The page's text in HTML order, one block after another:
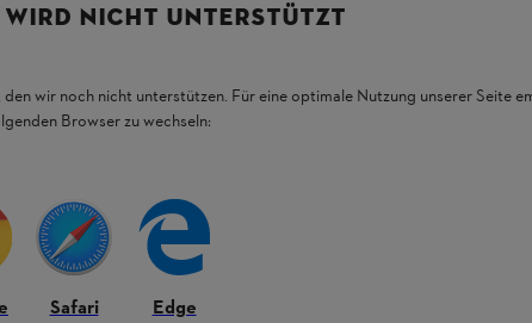
WIRD NICHT UNTERSTÜTZT
den wir noch nicht unterstützen. Für eine optimale Nutzung unserer Seite
Browser zu wechseln:
Safari Edge